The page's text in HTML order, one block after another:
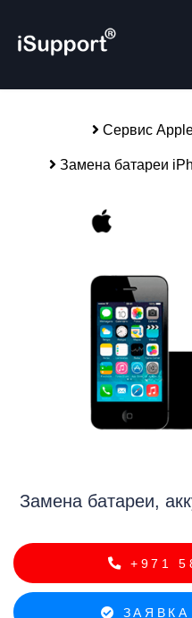
Сервис
Замена батареи
Замена батареи,
+971